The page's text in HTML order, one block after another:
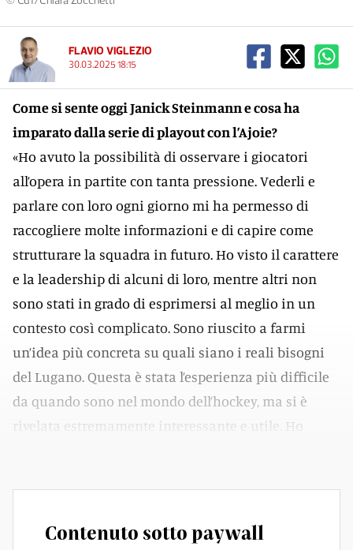
FLAVIO VIGLEZIO
30.03.2025 18:15
Come si sente oggi Janick Steinmann e cosa ha
imparato dalla serie di playout con l’Ajoie?
«Ho avuto la possibilità di osservare i giocatori
all’opera in partite con tanta pressione. Vederli e
parlare con loro ogni giorno mi ha permesso di
raccogliere molte informazioni e di capire come
strutturare la squadra in futuro. Ho visto il carattere
e la leadership di alcuni di loro, mentre altri non
sono stati in grado di esprimersi al meglio in un
contesto così complicato. Sono riuscito a farmi
un’idea più concreta su quali siano i reali bisogni
del Lugano. Questa è stata l’esperienza più difficile
da quando sono nel mondo dell’hockey, ma si è
rivelata estremamente interessante e utile. Ho
Contenuto sotto paywall